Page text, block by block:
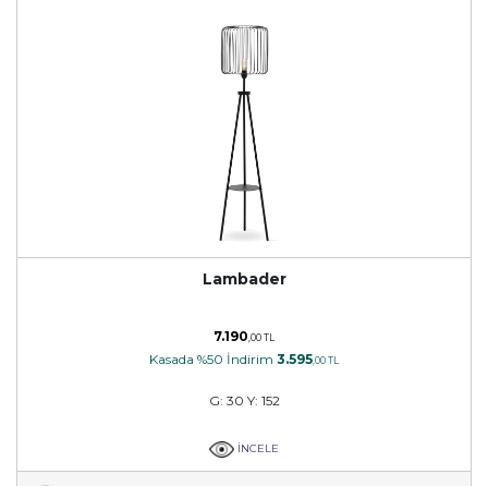
Lambader
7.190 ,00 TL
Kasada %50 İndirim 3.595 ,00 TL
G: 30 Y: 152
İNCELE